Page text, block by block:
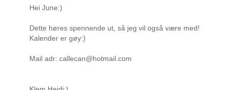
Hei June:)
Dette høres spennende ut, så jeg vil også være med!
Kalender er gøy:)
Mail adr: callecan@hotmail.com